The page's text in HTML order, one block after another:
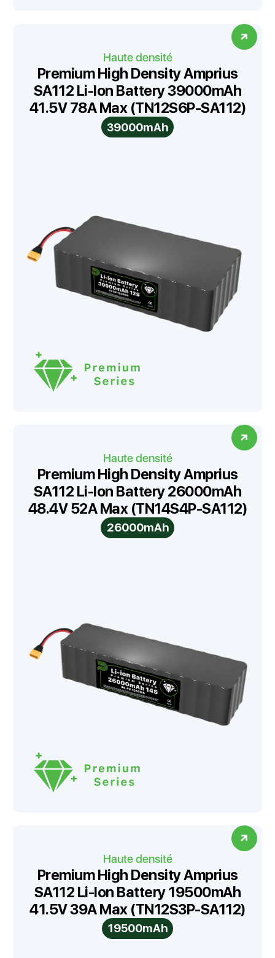
Haute densité
Premium High Density Amprius
SA112 Li-Ion Battery 39000mAh
41.5V 78A Max (TN12S6P-SA112)
39000mAh
Haute densité
Premium High Density Amprius
SA112 Li-Ion Battery 26000mAh
48.4V 52A Max (TN14S4P-SA112)
26000mAh
Haute densité
Premium High Density Amprius
SA112 Li-Ion Battery 19500mAh
41.5V 39A Max (TN12S3P-SA112)
19500mAh